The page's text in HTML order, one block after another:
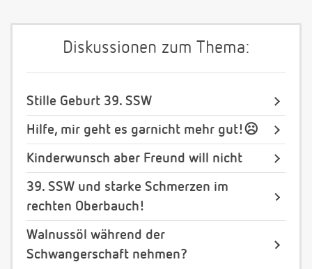
Diskussionen zum Thema:
Stille Geburt 39. SSW
Hilfe, mir geht es garnicht mehr gut!☹️
Kinderwunsch aber Freund will nicht
39. SSW und starke Schmerzen im
rechten Oberbauch!
Walnussöl während der
Schwangerschaft nehmen?